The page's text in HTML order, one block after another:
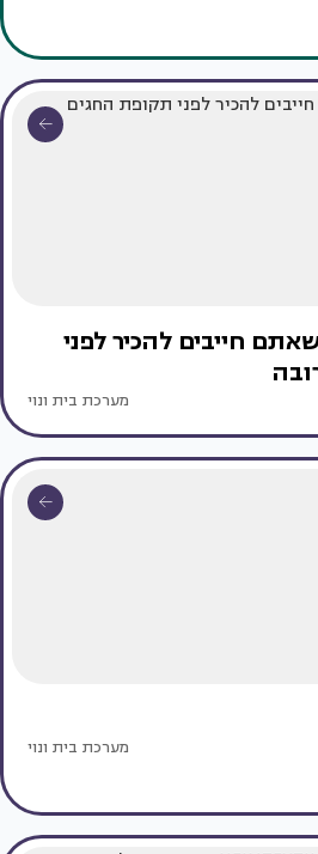
חייבים להכיר לפני
מערכת בית ונוי
מערכת בית ונוי